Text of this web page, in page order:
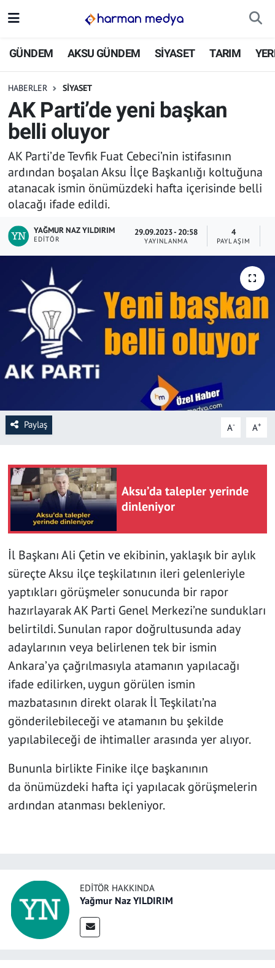
GÜNDEM AKSU GÜNDEM SİYASET TARIM
HABERLER SİYASET
AK Parti’de yeni başkan
belli oluyor
AK Parti’de Tevfik Fuat Cebeci’nin istifasının
ardından boşalan Aksu İlçe Başkanlığı koltuğuna
atanacak ismin önümüzdeki hafta içerisinde belli
olacağı ifade edildi.
YAĞMUR NAZ YILDIRIM
EDITÖR
29.09.2023 - 20:58
YAYINLANMA
4
PAYLAŞIM
Paylaş A- A+
Aksu’da talepler yerinde
dinleniyor
İl Başkanı Ali Çetin ve ekibinin, yaklaşık bir aylık
süreçte Aksu ilçe teşkilatının ileri gelenleriyle
yaptıkları görüşmeler sonucunda bir rapor
hazırlayarak AK Parti Genel Merkezi’ne sundukları
belirtildi. Sunulan rapor doğrultusunda aday
adaylarının veya belirlenen tek bir ismin
Ankara’ya çağrılmasıyla atamanın yapılacağı
ifade edilirken, uygun görülen ismin
mazbatasının direkt olarak İl Teşkilatı’na
gönderilebileceği ve atamanın bu şekilde
yapılabileceği de ihtimaller arasında yer alıyor.
Bununla birlikte Finike ilçe başkanının
da önümüzdeki hafta içi yapılacak görüşmelerin
ardından atanması bekleniyor.
EDITÖR HAKKINDA
Yağmur Naz YILDIRIM
GÜNDEM
SİYASET
TARIM
YEREL YÖNETİMLER
EKONOMİ
ASAYİŞ
SPOR
SAĞLIK
YAŞAM
KÜLTÜR SANAT
İstanbul Nöbetçi Eczaneler
İstanbul Trafik Yoğunluk Haritası
Süper Lig Puan Durumu ve Fikstür
Tüm Manşetler
Son Dakika Haberleri
Haber Arşivi